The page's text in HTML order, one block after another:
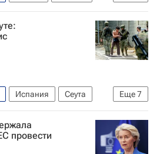
Джорджа Мелони
Евросоюз
Еще7
Испания
Сеута
Евросоюз
провести